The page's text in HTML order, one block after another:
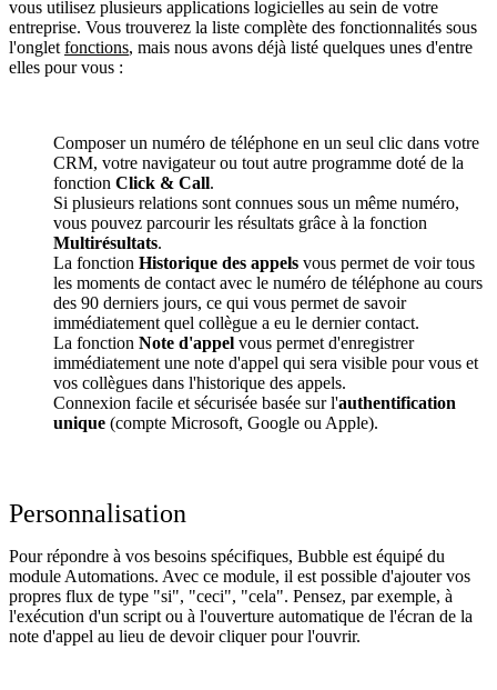
vous utilisez plusieurs applications logicielles au sein de votre
entreprise. Vous trouverez la liste complète des fonctionnalités sous
l'onglet fonctions, mais nous avons déjà listé quelques unes d'entre
elles pour vous :
Composer un numéro de téléphone en un seul clic dans votre
CRM, votre navigateur ou tout autre programme doté de la
fonction Click & Call.
Si plusieurs relations sont connues sous un même numéro,
vous pouvez parcourir les résultats grâce à la fonction
Multirésultats.
La fonction Historique des appels vous permet de voir tous
les moments de contact avec le numéro de téléphone au cours
des 90 derniers jours, ce qui vous permet de savoir
immédiatement quel collègue a eu le dernier contact.
La fonction Note d'appel vous permet d'enregistrer
immédiatement une note d'appel qui sera visible pour vous et
vos collègues dans l'historique des appels.
Connexion facile et sécurisée basée sur l'authentification
unique (compte Microsoft, Google ou Apple).
Personnalisation
Pour répondre à vos besoins spécifiques, Bubble est équipé du
module Automations. Avec ce module, il est possible d'ajouter vos
propres flux de type "si", "ceci", "cela". Pensez, par exemple, à
l'exécution d'un script ou à l'ouverture automatique de l'écran de la
note d'appel au lieu de devoir cliquer pour l'ouvrir.